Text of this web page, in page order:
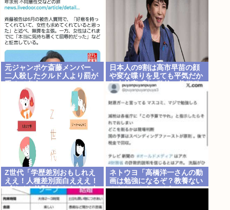
元ジャンポケ斎藤メンバー、
二人殺したクルド人より罰が
日本人の9割は高市早苗の顔
や変な喋りを見ても平気だか
ら支持率9割。学校の美術科
と音楽科はしっかりして！
Z世代「学歴差別おもしれえ
ええ！人種差別面白えええ！
ブサイク差別おもしれえ！人
を馬鹿にするの面白ええ
え！」
ネトウヨ「高橋洋一さんの動
画は勉強になるぞ？教養ない
んだね、かわいそう」